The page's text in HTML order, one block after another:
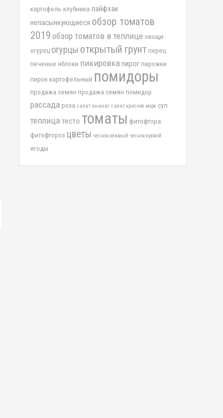
картофель клубника лайфхак
непасынкующиеся обзор томатов
2019 обзор томатов в теплице овощи
огурец огурцы открытый грунт перец
печеные яблоки пикировкапирог пирожки
пирок картофельный помидоры
продажа семян продажа семян помидор
рассада роза салат ананас салат красное море суп
теплицатесто томаты фитофтора
фитофтороз цветы чеснок озимый чеснок яровой
ягоды